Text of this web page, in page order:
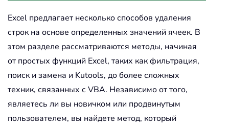
Excel предлагает несколько способов удаления
строк на основе определенных значений ячеек. В
этом разделе рассматриваются методы, начиная
от простых функций Excel, таких как фильтрация,
поиск и замена и Kutools, до более сложных
техник, связанных с VBA. Независимо от того,
являетесь ли вы новичком или продвинутым
пользователем, вы найдете метод, который